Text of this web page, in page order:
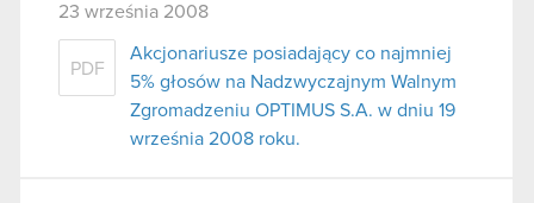
23 września 2008
PDF
Akcjonariusze posiadający co najmniej
5% głosów na Nadzwyczajnym Walnym
Zgromadzeniu OPTIMUS S.A. w dniu 19
września 2008 roku.